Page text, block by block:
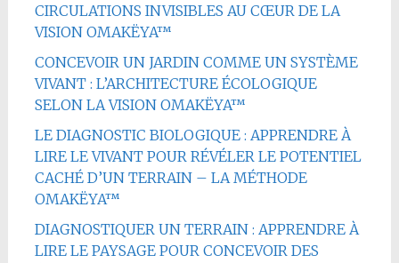
CIRCULATIONS INVISIBLES AU CŒUR DE LA
VISION OMAKËYA™
CONCEVOIR UN JARDIN COMME UN SYSTÈME
VIVANT : L’ARCHITECTURE ÉCOLOGIQUE
SELON LA VISION OMAKËYA™
LE DIAGNOSTIC BIOLOGIQUE : APPRENDRE À
LIRE LE VIVANT POUR RÉVÉLER LE POTENTIEL
CACHÉ D’UN TERRAIN – LA MÉTHODE
OMAKËYA™
DIAGNOSTIQUER UN TERRAIN : APPRENDRE À
LIRE LE PAYSAGE POUR CONCEVOIR DES